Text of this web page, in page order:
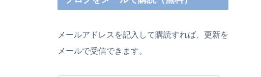
メールアドレスを記入して購読すれば、更新を
メールで受信できます。